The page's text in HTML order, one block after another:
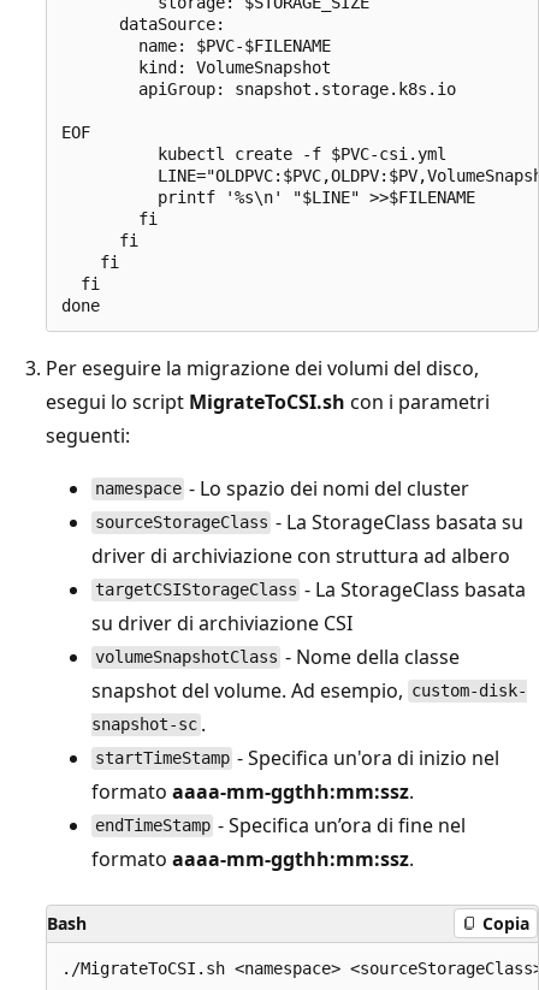
      dataSource:
        name: $PVC-$FILENAME
        kind: VolumeSnapshot
        apiGroup: snapshot.storage.k8s.io
EOF
          kubectl create -f $PVC-csi.yml
          printf '%s\n' "$LINE" >>$FILENAME
        fi
      fi
    fi
  fi
Per eseguire la migrazione dei volumi del disco,
esegui lo script MigrateToCSI.sh con i parametri
seguenti:
namespace - Lo spazio dei nomi del cluster
sourceStorageClass - La StorageClass basata su
driver di archiviazione con struttura ad albero
targetCSIStorageClass - La StorageClass basata
su driver di archiviazione CSI
volumeSnapshotClass - Nome della classe
snapshot del volume. Ad esempio, custom-disk-
snapshot-sc .
startTimeStamp - Specifica un'ora di inizio nel
formato aaaa-mm-ggthh:mm:ssz.
endTimeStamp - Specifica un’ora di fine nel
formato aaaa-mm-ggthh:mm:ssz.
Bash Copia